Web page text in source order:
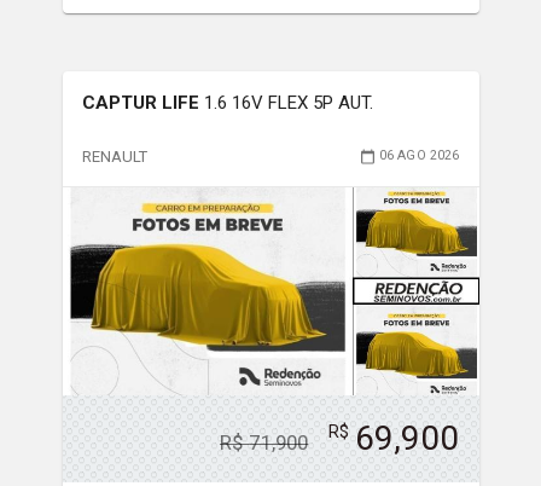
CAPTUR LIFE 1.6 16V FLEX 5P AUT.
RENAULT 06 AGO 2026
R$71,900 R$ 69,900